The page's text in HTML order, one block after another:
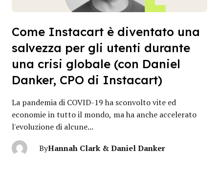
Come Instacart è diventato una
salvezza per gli utenti durante
una crisi globale (con Daniel
Danker, CPO di Instacart)
La pandemia di COVID-19 ha sconvolto vite ed
economie in tutto il mondo, ma ha anche accelerato
l'evoluzione di alcune...
ByHannah Clark & Daniel Danker